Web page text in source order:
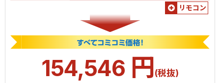
リモコン
154,546 円(税抜)